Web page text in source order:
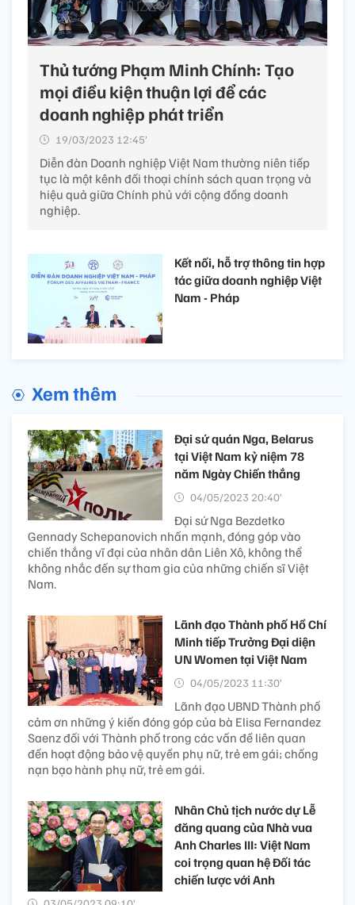
Thủ tướng Phạm Minh Chính: Tạo
mọi điều kiện thuận lợi để các
doanh nghiệp phát triển
19/03/2023 12:45’
Diễn đàn Doanh nghiệp Việt Nam thường niên tiếp
tục là một kênh đối thoại chính sách quan trọng và
hiệu quả giữa Chính phủ với cộng đồng doanh
nghiệp.
Kết nối, hỗ trợ thông tin hợp
tác giữa doanh nghiệp Việt
Nam - Pháp
Xem thêm
Đại sứ quán Nga, Belarus
tại Việt Nam kỷ niệm 78
năm Ngày Chiến thắng
04/05/2023 20:40’
Đại sứ Nga Bezdetko
Gennady Schepanovich nhấn mạnh, đóng góp vào
chiến thắng vĩ đại của nhân dân Liên Xô, không thể
không nhắc đến sự tham gia của những chiến sĩ Việt
Nam.
Lãnh đạo Thành phố Hồ Chí
Minh tiếp Trưởng Đại diện
UN Women tại Việt Nam
04/05/2023 11:30’
Lãnh đạo UBND Thành phố
cảm ơn những ý kiến đóng góp của bà Elisa Fernandez
Saenz đối với Thành phố trong các vấn đề liên quan
đến hoạt động bảo vệ quyền phụ nữ, trẻ em gái; chống
nạn bạo hành phụ nữ, trẻ em gái.
Nhân Chủ tịch nước dự Lễ
đăng quang của Nhà vua
Anh Charles III: Việt Nam
coi trọng quan hệ Đối tác
chiến lược với Anh